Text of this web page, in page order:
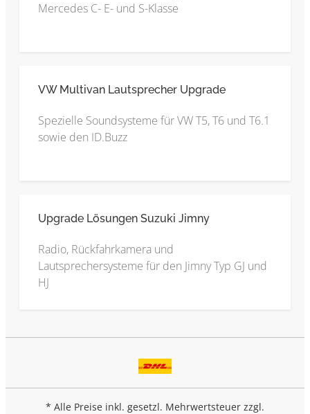
Mercedes C- E- und S-Klasse
VW Multivan Lautsprecher Upgrade
Spezielle Soundsysteme für VW T5, T6 und T6.1
sowie den ID.Buzz
Upgrade Lösungen Suzuki Jimny
Radio, Rückfahrkamera und
Lautsprechersysteme für den Jimny Typ GJ und
HJ
* Alle Preise inkl. gesetzl. Mehrwertsteuer zzgl.